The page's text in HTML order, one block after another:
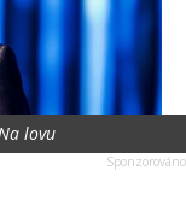
lovu